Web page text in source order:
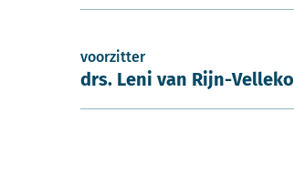
voorzitter
drs. Leni van Rijn-